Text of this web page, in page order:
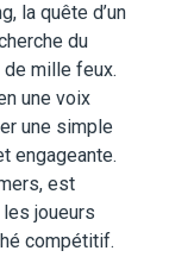
la quête d’un
du
mille feux.
une voix
une simple
engageante.
est
joueurs
compétitif.